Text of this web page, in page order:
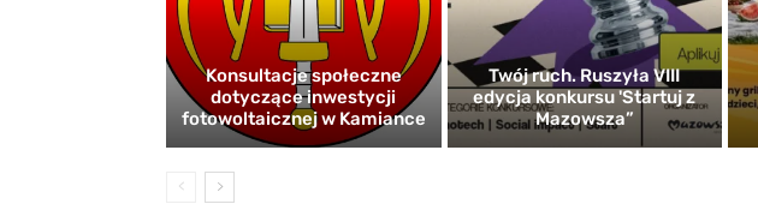
Konsultacje społeczne
dotyczące inwestycji
fotowoltaicznej w Kamiance
Twój ruch. Ruszyła VIII
edycja konkursu 'Startuj z
Mazowsza”